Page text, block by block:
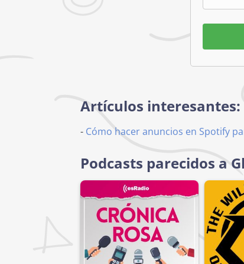
Artículos interesantes:
- Cómo hacer anuncios en Spotify
Podcasts parecidos a